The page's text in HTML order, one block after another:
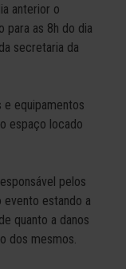
anterior o
para as 8h do dia
secretaria da
e equipamentos
espaço locado
pelos
evento estando a
quanto a danos
dos mesmos.